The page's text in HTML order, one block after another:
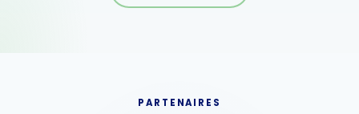
PARTENAIRES